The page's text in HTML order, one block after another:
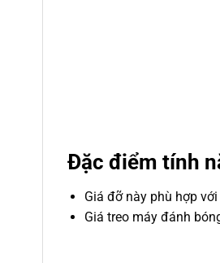
Đặc điểm tính
Giá đỡ này phù hợp
Giá treo máy đánh